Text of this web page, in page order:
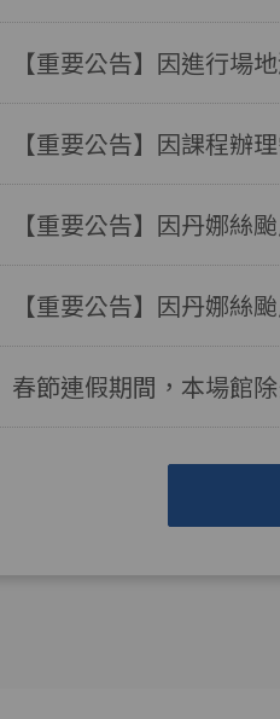
【重要公告】因進行場
【重要公告】因課程辦
【重要公告】因丹娜絲
【重要公告】因丹娜絲
春節連假期間，本場館